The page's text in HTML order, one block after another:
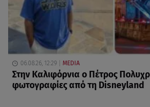
06.08.26, 12:29 MEDIA
Στην Καλιφόρνια ο Πέτρος
φωτογραφίες από τη Disneyland